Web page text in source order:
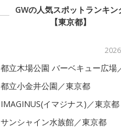
GWの人気スポットランキン
【東京都】
都立木場公園 バーベキュー広場
都立小金井公園／東京都
IMAGINUS(イマジナス)／東京都
サンシャイン水族館／東京都